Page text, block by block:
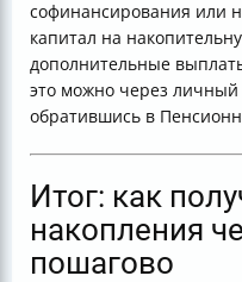
софинансирования или
капитал на
дополнительные
это можно через личный
обратившись в
Итог: как
накопления
пошагово